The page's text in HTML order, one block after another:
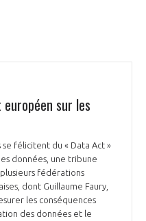
1
14
sur les
félicitent du « Data Act »
données, une tribune
fédérations
dont Guillaume Faury,
les conséquences
des données et le
et développez